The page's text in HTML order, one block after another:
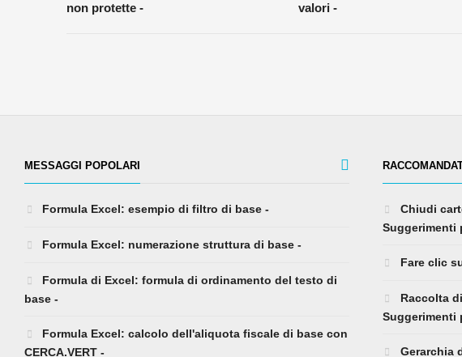
non protette -
valori -
MESSAGGI POPOLARI
Formula Excel: esempio di filtro di base -
Formula Excel: numerazione struttura di base -
Formula di Excel: formula di ordinamento del testo di
base -
Formula Excel: calcolo dell'aliquota fiscale di base con
CERCA.VERT -
Chiudi
Suggerimenti
Fare clic
Raccolta
Suggerimenti
Gerarchia